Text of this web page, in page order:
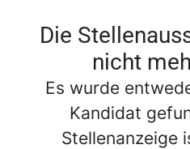
Die
nicht
Es wurde
Kandidat
Stellenanzeige